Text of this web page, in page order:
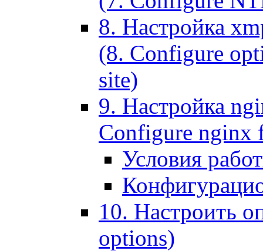
8. Настройка
(8. Configure
site)
9. Настройка
Configure nginx
Условия
10. Настроить
options)